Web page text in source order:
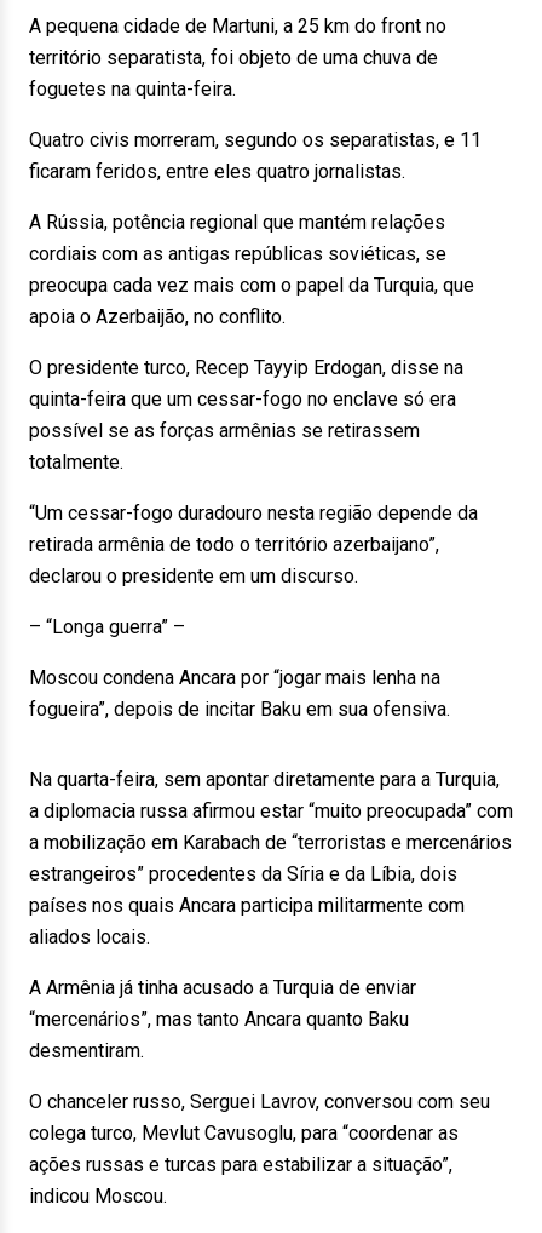
A pequena cidade de Martuni, a 25 km do front no
território separatista, foi objeto de uma chuva de
foguetes na quinta-feira.
Quatro civis morreram, segundo os separatistas, e 11
ficaram feridos, entre eles quatro jornalistas.
A Rússia, potência regional que mantém relações
cordiais com as antigas repúblicas soviéticas, se
preocupa cada vez mais com o papel da Turquia, que
apoia o Azerbaijão, no conflito.
O presidente turco, Recep Tayyip Erdogan, disse na
quinta-feira que um cessar-fogo no enclave só era
possível se as forças armênias se retirassem
totalmente.
“Um cessar-fogo duradouro nesta região depende da
retirada armênia de todo o território azerbaijano”,
declarou o presidente em um discurso.
– “Longa guerra” –
Moscou condena Ancara por “jogar mais lenha na
fogueira”, depois de incitar Baku em sua ofensiva.
Na quarta-feira, sem apontar diretamente para a Turquia,
a diplomacia russa afirmou estar “muito preocupada” com
a mobilização em Karabach de “terroristas e mercenários
estrangeiros” procedentes da Síria e da Líbia, dois
países nos quais Ancara participa militarmente com
aliados locais.
A Armênia já tinha acusado a Turquia de enviar
“mercenários”, mas tanto Ancara quanto Baku
desmentiram.
O chanceler russo, Serguei Lavrov, conversou com seu
colega turco, Mevlut Cavusoglu, para “coordenar as
ações russas e turcas para estabilizar a situação”,
indicou Moscou.